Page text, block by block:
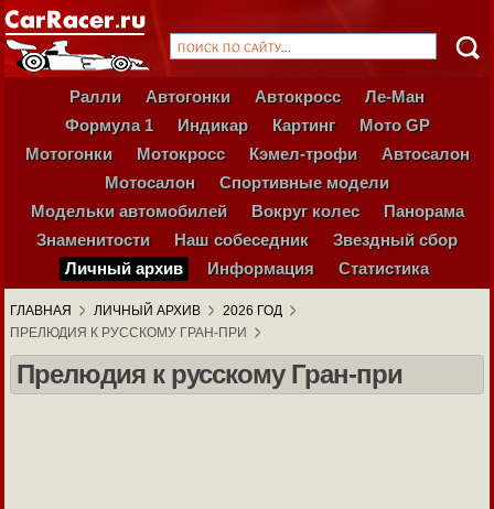
Ралли Автогонки Автокросс
Ле-Ман
Формула 1
Индикар Картинг
Мото GP
Мотогонки
Мотокросс Кэмел-трофи
Автосалон
Мотосалон
Спортивные модели
Модельки автомобилей
Вокруг колес
Панорама
Знаменитости
Наш собеседник
Звездный сбор
Личный архив
Информация Статистика
ГЛАВНАЯ ЛИЧНЫЙ АРХИВ
2026 ГОД
ПРЕЛЮДИЯ К РУССКОМУ ГРАН-ПРИ
Прелюдия к русскому Гран-при